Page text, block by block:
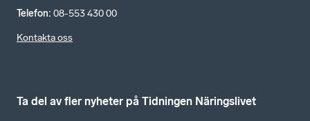
Telefon: 08-553 430 00
Kontakta oss
Ta del av fler nyheter på Tidningen Näringslivet